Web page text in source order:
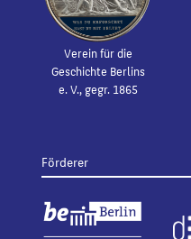
Verein für die
Geschichte Berlins
e. V., gegr. 1865
Förderer